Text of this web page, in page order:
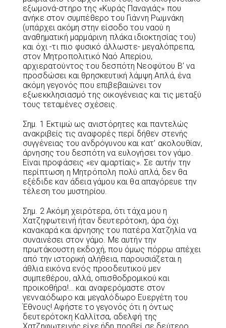
εξωμονά-στηρο της «Κυράς Παναγιάς» που
ανήκε στον συμπέθερο του Γιάννη Ρωμνάκη
(υπάρχει ακόμη στην είσοδο του ναού η
αναθηματική μαρμάρινη πλάκα ιδιοκτησίας του)
και όχι -τι πιο φυσικό άλλωστε- μεγαλόπρεπα,
στον Μητροπολιτικό Ναό Απερίου,
αρχιερατούντος του δεσπότη Νεοφύτου Β’ να
προσδώσει και θρησκευτική λάμψη.Απλά, ένα
ακόμη γεγονός που επιβεβαιώνει τον
εξωεκκλησιασμό της οικογένειας και τις μεταξύ
τους τεταμένες σχέσεις.
Σημ. 1 Εκτιμώ ως ανιστόρητες και παντελώς
ανακριβείς τις αναφορές περί δήθεν στενής
συγγένειας του ανδρόγυνου και κατ’ ακολουθίαν,
άρνησης του δεσπότη να ευλογήσει τον γάμο.
Είναι προφάσεις «εν αμαρτίαις». Σε αυτήν την
περίπτωση η Μητρόπολη πολύ απλά, δεν θα
εξέδιδε καν άδεια γάμου και θα απαγόρευε την
τέλεση του μυστηρίου.
Σημ. 2 Ακόμη χειρότερα, ότι τάχα μου η
Χατζηφωτεινή ήταν δευτερότοκη, άρα όχι
κανακαρά και άρνησης του πατέρα Χατζηλία να
συναινέσει στον γάμο. Με αυτήν την
πρωτάκουστη εκδοχή, που όμως πόρρω απέχει
από την ιστορική αλήθεια, παρουσιάζεται η
άθλια εικόνα ενός προοδευτικού μεν
συμπεθέρου, αλλά, οπισθοδρομικού και
προικοθήρα!… και αναφερόμαστε στον
γενναιόδωρο και μεγαλόδωρο Ευεργέτη του
Έθνους! Αφήστε το γεγονός ότι η όντως
δευτερότοκη Καλλίτσα, αδελφή της
Χατζηφωτεινής είχε ήδη προβεί σε δεύτερο